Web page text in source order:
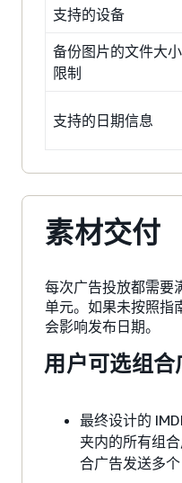
支持的设备
备份图片的文件大小
限制
支持的日期信息
素材交付
每次广告投放都需要
单元。如果未按照指
会影响发布日期。
用户可选组合
最终设计的
夹内的所有组
合广告发送多个